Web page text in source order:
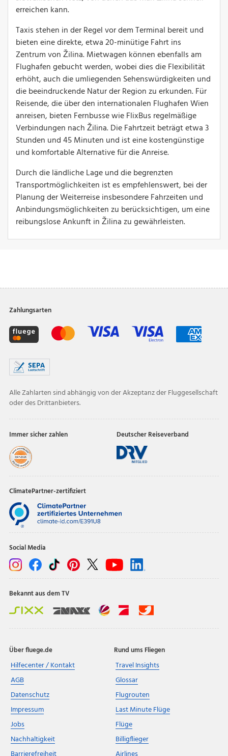
erreichen kann.
Taxis stehen in der Regel vor dem Terminal bereit und
bieten eine direkte, etwa 20-minütige Fahrt ins
Zentrum von Žilina. Mietwagen können ebenfalls am
Flughafen gebucht werden, wobei dies die Flexibilität
erhöht, auch die umliegenden Sehenswürdigkeiten und
die beeindruckende Natur der Region zu erkunden. Für
Reisende, die über den internationalen Flughafen Wien
anreisen, bieten Fernbusse wie FlixBus regelmäßige
Verbindungen nach Žilina. Die Fahrtzeit beträgt etwa 3
Stunden und 45 Minuten und ist eine kostengünstige
und komfortable Alternative für die Anreise.
Durch die ländliche Lage und die begrenzten
Transportmöglichkeiten ist es empfehlenswert, bei der
Planung der Weiterreise insbesondere Fahrzeiten und
Anbindungsmöglichkeiten zu berücksichtigen, um eine
reibungslose Ankunft in Žilina zu gewährleisten.